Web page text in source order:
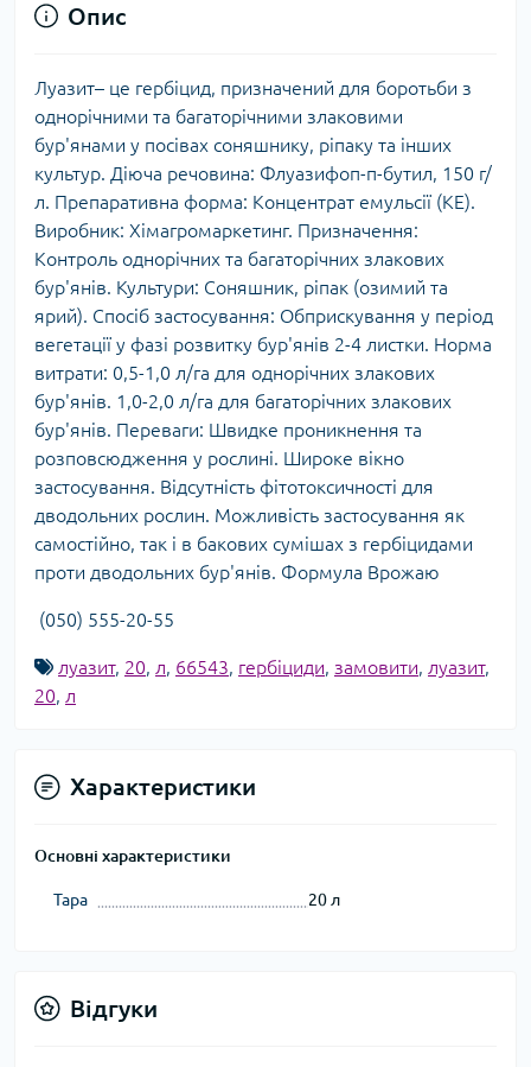
Опис
Луазит– це гербіцид, призначений для боротьби з
однорічними та багаторічними злаковими
бур'янами у посівах соняшнику, ріпаку та інших
культур. Діюча речовина: Флуазифоп-п-бутил, 150 г/
л. Препаративна форма: Концентрат емульсії (КЕ).
Виробник: Хімагромаркетинг. Призначення:
Контроль однорічних та багаторічних злакових
бур'янів. Культури: Соняшник, ріпак (озимий та
ярий). Спосіб застосування: Обприскування у період
вегетації у фазі розвитку бур'янів 2-4 листки. Норма
витрати: 0,5-1,0 л/га для однорічних злакових
бур'янів. 1,0-2,0 л/га для багаторічних злакових
бур'янів. Переваги: Швидке проникнення та
розповсюдження у рослині. Широке вікно
застосування. Відсутність фітотоксичності для
дводольних рослин. Можливість застосування як
самостійно, так і в бакових сумішах з гербіцидами
проти дводольних бур'янів. Формула Врожаю
(050) 555-20-55
луазит, 20, л, 66543, гербіциди, замовити, луазит,
20, л
Характеристики
Основні характеристики
Тара 20 л
Відгуки